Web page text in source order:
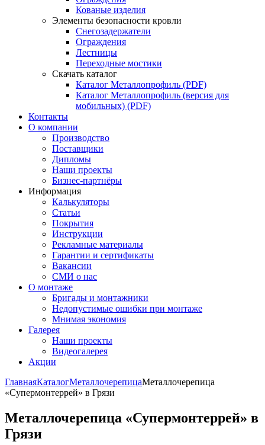
Кованые изделия
Элементы безопасности кровли
Снегозадержатели
Ограждения
Лестницы
Переходные мостики
Скачать каталог
Каталог Металлопрофиль (PDF)
Каталог Металлопрофиль (версия для
мобильных) (PDF)
Контакты
О компании
Производство
Поставщики
Дипломы
Наши проекты
Бизнес-партнёры
Информация
Калькуляторы
Статьи
Покрытия
Инструкции
Рекламные материалы
Гарантии и сертификаты
Вакансии
СМИ о нас
О монтаже
Бригады и монтажники
Недопустимые ошибки при монтаже
Мнимая экономия
Галерея
Наши проекты
Видеогалерея
Акции
ГлавнаяКаталогМеталлочерепицаМеталлочерепица
«Супермонтеррей» в Грязи
Металлочерепица «Супермонтеррей» в
Грязи